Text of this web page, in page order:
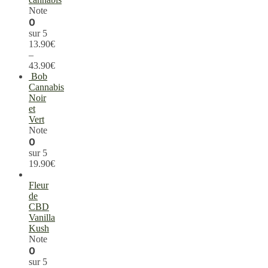
Note
0
sur 5
13.90€
–
43.90€
Bob
Cannabis
Noir
et
Vert
Note
0
sur 5
19.90€
Fleur
de
CBD
Vanilla
Kush
Note
0
sur 5